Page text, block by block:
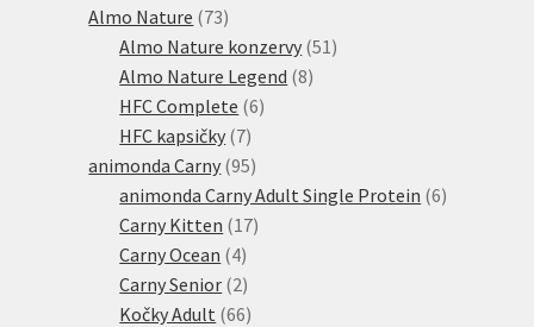
produktů
Almo Nature 7373
produktů
Almo Nature konzervy 51 51
Almo Nature Legend 88
HFC Complete 66
HFC kapsičky 77
produktů
animonda Carny 9595
produktů
animonda Carny Adult Single Protein 66
Carny Kitten 1717
Carny Ocean 44
produkty
Carny Senior 22
produkty
Kočky Adult 6666